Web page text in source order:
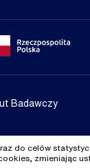
Portal gov.pl
Badawczy
do celów
zmieniając